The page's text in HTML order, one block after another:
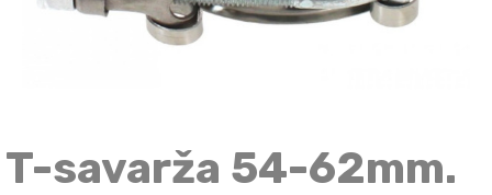
T-savarža 54-62mm.